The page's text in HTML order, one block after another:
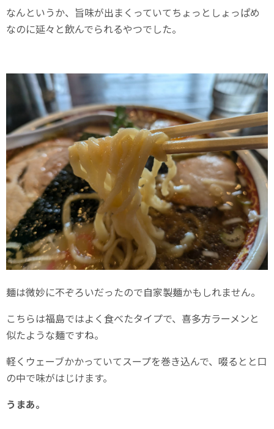
なんというか、旨味が出まくっていてちょっとしょっぱめ
なのに延々と飲んでられるやつでした。
麺は微妙に不ぞろいだったので自家製麺かもしれません。
こちらは福島ではよく食べたタイプで、喜多方ラーメンと
似たような麺ですね。
軽くウェーブかかっていてスープを巻き込んで、啜るとと口
の中で味がはじけます。
うまあ。